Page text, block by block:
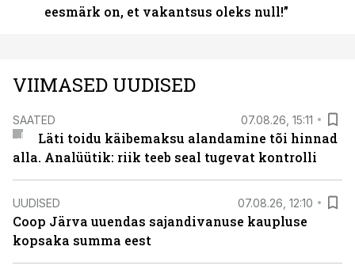
eesmärk on, et vakantsus oleks null!”
VIIMASED UUDISED
SAATED 07.08.26, 15:11
Läti toidu käibemaksu alandamine tõi hinnad
alla. Analüütik: riik teeb seal tugevat kontrolli
UUDISED 07.08.26, 12:10
Coop Järva uuendas sajandivanuse kaupluse
kopsaka summa eest